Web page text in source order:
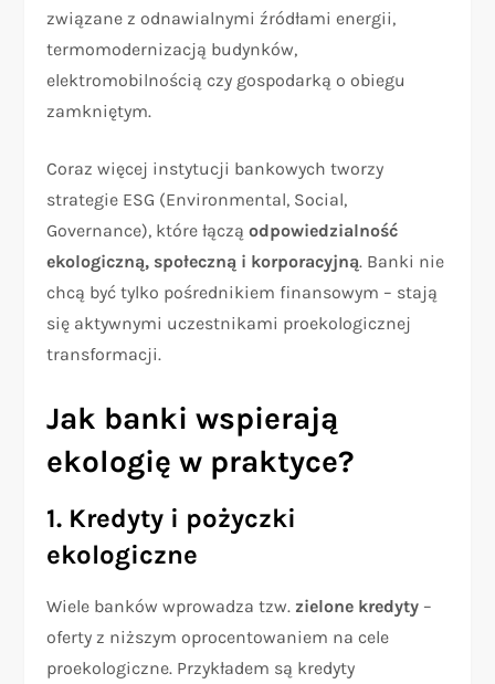
związane z odnawialnymi źródłami energii,
termomodernizacją budynków,
elektromobilnością czy gospodarką o obiegu
zamkniętym.
Coraz więcej instytucji bankowych tworzy
strategie ESG (Environmental, Social,
Governance), które łącząodpowiedzialność
ekologiczną, społeczną i korporacyjną. Banki nie
chcą być tylko pośrednikiem finansowym – stają
się aktywnymi uczestnikami proekologicznej
transformacji.
Jak banki wspierają
ekologię w praktyce?
1. Kredyty i pożyczki
ekologiczne
Wiele banków wprowadza tzw. zielone kredyty –
oferty z niższym oprocentowaniem na cele
proekologiczne. Przykładem są kredyty